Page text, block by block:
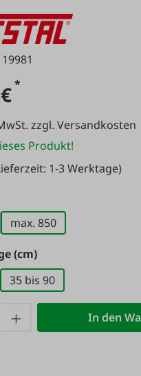
*
zzgl. Versandkosten
Produkt!
1-3 Werktage)
auswählen
ist zurzeit nicht
max. 850
(cm)auswählen
ist zurzeit nicht
35 bis 90
Anzahl: GibIn den